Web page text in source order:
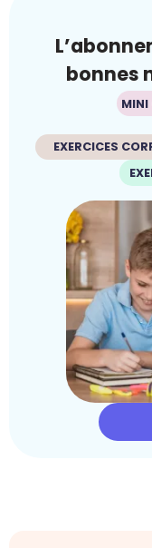
bonnes
MINI
EXERCICES